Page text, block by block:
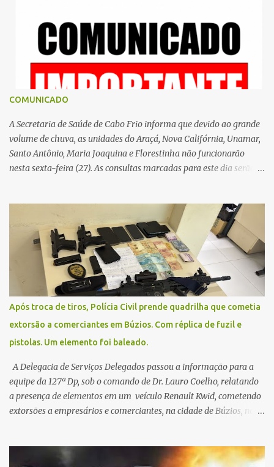
COMUNICADO
A Secretaria de Saúde de Cabo Frio informa que devido ao grande
volume de chuva, as unidades do Araçá, Nova Califórnia, Unamar,
Santo Antônio, Maria Joaquina e Florestinha não funcionarão
nesta sexta-feira (27). As consultas marcadas para este dia serão
Contamos com a compreensão de toda população, pois se trata de
uma situação climática que foge ao controle da administração
pública.
Após troca de tiros, Polícia Civil prende quadrilha que cometia
extorsão a comerciantes em Búzios. Com réplica de fuzil e
pistolas. Um elemento foi baleado.
A Delegacia de Serviços Delegados passou a informação para a
equipe da 127ª Dp, sob o comando de Dr. Lauro Coelho, relatando
a presença de elementos em um veículo Renault Kwid, cometendo
extorsões a empresários e comerciantes, na cidade de Búzios, na
fugir da cidade Buziana. Um dos detidos é policial civil e este foi